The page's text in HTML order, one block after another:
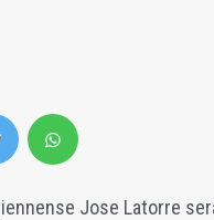
Jose Latorre